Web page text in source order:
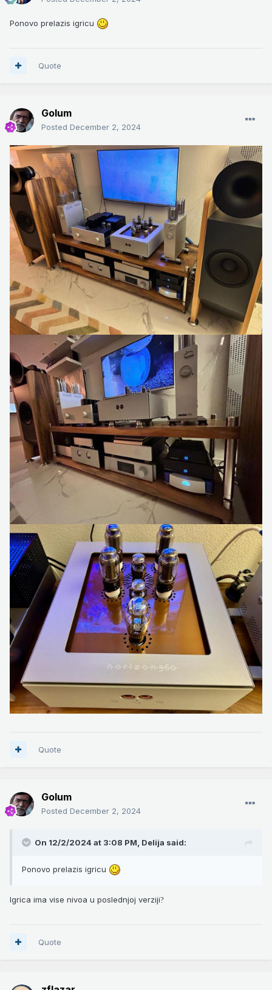
Ponovo prelazis igricu
Quote
Golum
Posted December 2, 2024
Quote
Golum
Posted December 2, 2024
On 12/2/2024 at 3:08 PM, Delija said:
Ponovo prelazis igricu
Igrica ima vise nivoa u poslednjoj verziji?
Quote